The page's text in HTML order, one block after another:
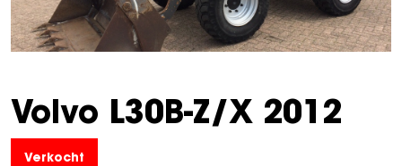
Volvo L30B-Z/X 2012
Verkocht